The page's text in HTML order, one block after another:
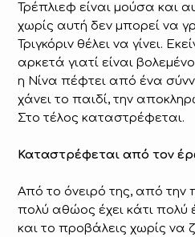
Τρέπλιεφ είναι μούσα και
χωρίς αυτή δεν μπορεί να
Τριγκόριν θέλει να γίνει.
αρκετά γιατί είναι
η Νίνα πέφτει από ένα
χάνει το παιδί, την
Στο τέλος καταστρέφεται.
Καταστρέφεται από τον
Από το όνειρό της, από την
πολύ αθώος έχει κάτι πολύ
και το προβάλεις χωρίς να